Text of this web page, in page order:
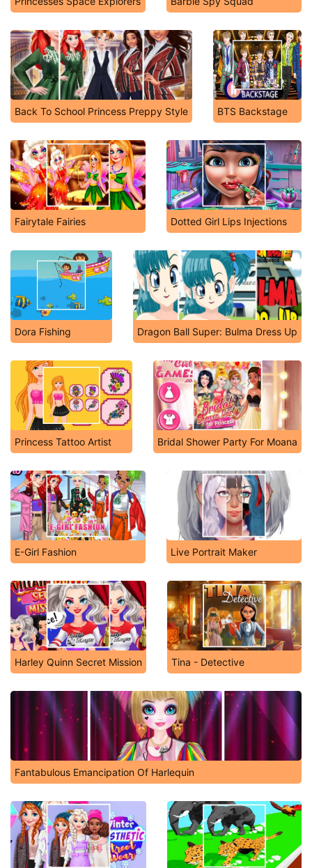
Back To School Princess Preppy Style BTS Backstage
Fairytale Fairies Dotted Girl Lips Injections
Dora Fishing Dragon Ball Super: Bulma Dress Up
Princess Tattoo Artist Bridal Shower Party For Moana
E-Girl Fashion Live Portrait Maker
Harley Quinn Secret Mission Tina - Detective
Fantabulous Emancipation Of Harlequin